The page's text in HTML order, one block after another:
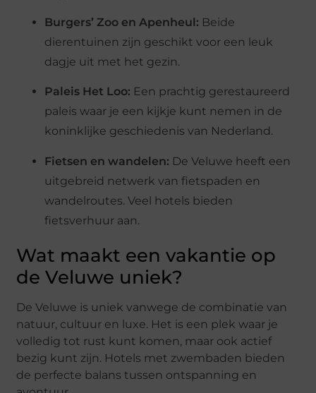
Burgers’ Zoo en Apenheul: Beide
dierentuinen zijn geschikt voor een leuk
dagje uit met het gezin.
Paleis Het Loo: Een prachtig gerestaureerd
paleis waar je een kijkje kunt nemen in de
koninklijke geschiedenis van Nederland.
Fietsen en wandelen: De Veluwe heeft een
uitgebreid netwerk van fietspaden en
wandelroutes. Veel hotels bieden
fietsverhuur aan.
Wat maakt een vakantie op
de Veluwe uniek?
De Veluwe is uniek vanwege de combinatie van
natuur, cultuur en luxe. Het is een plek waar je
volledig tot rust kunt komen, maar ook actief
bezig kunt zijn. Hotels met zwembaden bieden
de perfecte balans tussen ontspanning en